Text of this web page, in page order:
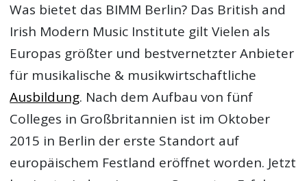
Was bietet das BIMM Berlin? Das British and
Irish Modern Music Institute gilt Vielen als
Europas größter und bestvernetzter Anbieter
für musikalische & musikwirtschaftliche
Ausbildung. Nach dem Aufbau von fünf
Colleges in Großbritannien ist im Oktober
2015 in Berlin der erste Standort auf
europäischem Festland eröffnet worden. Jetzt